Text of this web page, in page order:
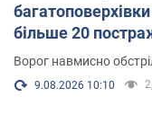
більше 20
Ворог навмисно
9.08.2026 10:10